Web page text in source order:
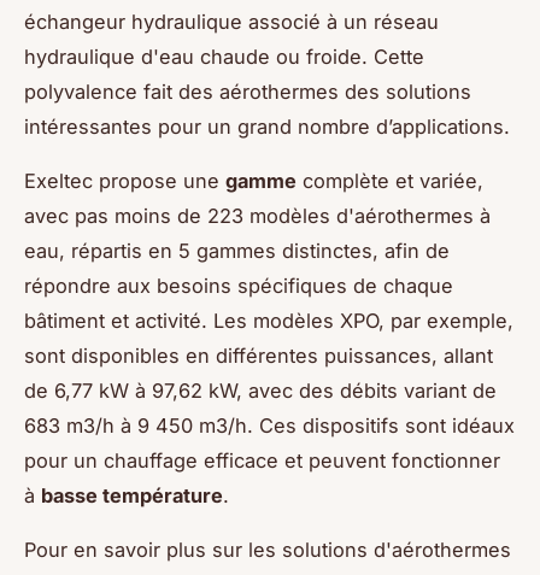
échangeur hydraulique associé à un réseau
hydraulique d'eau chaude ou froide. Cette
polyvalence fait des aérothermes des solutions
intéressantes pour un grand nombre d’applications.
Exeltec propose une gamme complète et variée,
avec pas moins de 223 modèles d'aérothermes à
eau, répartis en 5 gammes distinctes, afin de
répondre aux besoins spécifiques de chaque
bâtiment et activité. Les modèles XPO, par exemple,
sont disponibles en différentes puissances, allant
de 6,77 kW à 97,62 kW, avec des débits variant de
683 m3/h à 9 450 m3/h. Ces dispositifs sont idéaux
pour un chauffage efficace et peuvent fonctionner
à basse température.
Pour en savoir plus sur les solutions d'aérothermes